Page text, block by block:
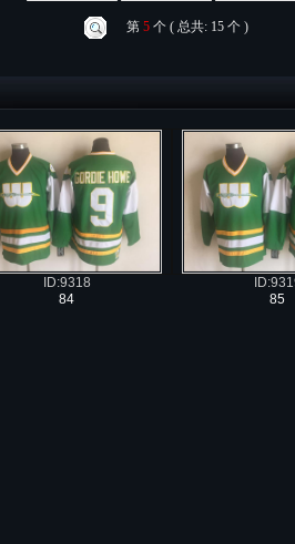
第 5 个 ( 总共: 15 个 )
ID:9318
84
85